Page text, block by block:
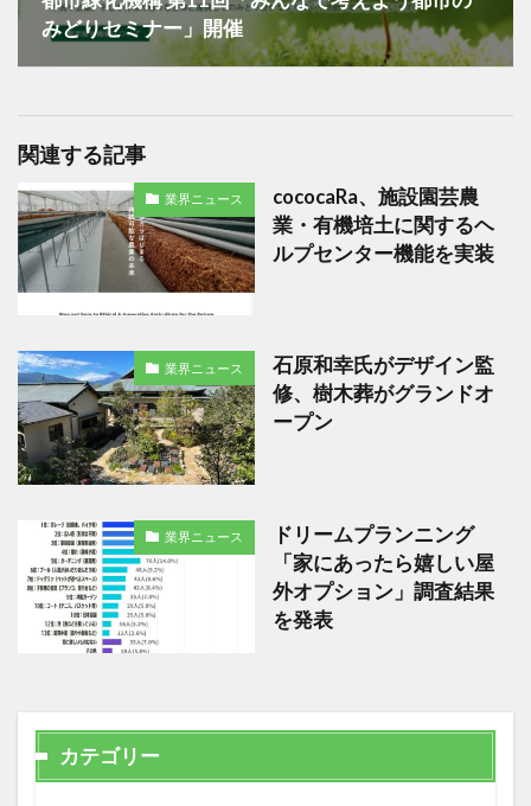
みどりセミナー」開催
関連する記事
業界ニュース
cococaRa、施設園芸農
業・有機培土に関するヘ
ルプセンター機能を実装
業界ニュース
石原和幸氏がデザイン監
修、樹木葬がグランドオ
ープン
業界ニュース
ドリームプランニング
「家にあったら嬉しい屋
外オプション」調査結果
を発表
カテゴリー